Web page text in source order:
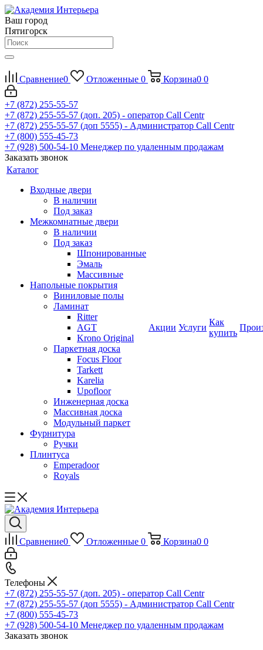
Ваш город
Пятигорск
Сравнение0 Отложенные 0 Корзина0 0
+7 (872) 255-55-57
+7 (872) 255-55-57 (доп. 205) - оператор Call Centr
+7 (872) 255-55-57 (доп 5555) - Администратор Call Centr
+7 (800) 555-45-73
+7 (928) 500-54-10 Менеджер по удаленным продажам
Заказать звонок
Каталог
Входные двери
В наличии
Под заказ
Межкомнатные двери
В наличии
Под заказ
Шпонированные
Эмаль
Массивные
Напольные покрытия
Виниловые полы
Ламинат
Ritter
AGT
Krono Original
Паркетная доска
Focus Floor
Tarkett
Karelia
Upofloor
Инженерная доска
Массивная доска
Модульный паркет
Фурнитура
Ручки
Плинтуса
Emperadoor
Royals
Акции Услуги
Как
купить
Сравнение0 Отложенные 0 Корзина0 0
Телефоны
+7 (872) 255-55-57 (доп. 205) - оператор Call Centr
+7 (872) 255-55-57 (доп 5555) - Администратор Call Centr
+7 (800) 555-45-73
+7 (928) 500-54-10 Менеджер по удаленным продажам
Заказать звонок